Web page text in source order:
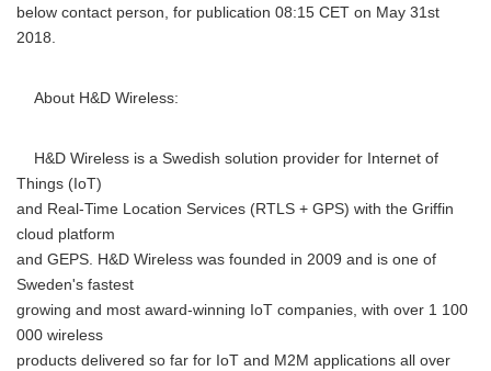
below contact person, for publication 08:15 CET on May 31st
2018.
About H&D Wireless:
H&D Wireless is a Swedish solution provider for Internet of
Things (IoT)
and Real-Time Location Services (RTLS + GPS) with the Griffin
cloud platform
and GEPS. H&D Wireless was founded in 2009 and is one of
Sweden's fastest
growing and most award-winning IoT companies, with over 1 100
000 wireless
products delivered so far for IoT and M2M applications all over